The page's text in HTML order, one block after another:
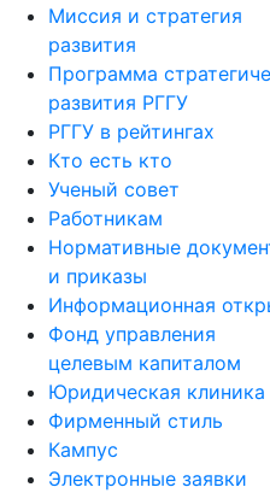
Миссия и стратегия
развития
Программа
развития РГГУ
РГГУ в рейтингах
Кто есть кто
Ученый совет
Работникам
Нормативные
и приказы
Информационная
Фонд управления
целевым капиталом
Юридическая клиника
Фирменный стиль
Кампус
Электронные заявки